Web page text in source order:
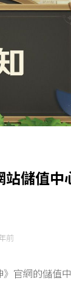
站儲值
前
官網的儲值